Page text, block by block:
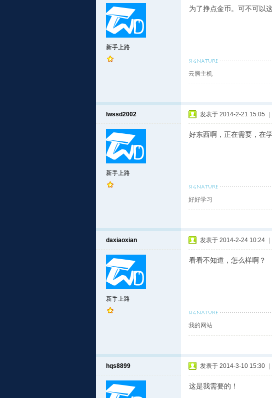
新手上路
为了挣点金币。可不可以
云腾主机
lwssd2002
新手上路
发表于 2014-2-21 15:05
好东西啊，正在需要，在学
好好学习
daxiaoxian
新手上路
发表于 2014-2-24 10:24
看看不知道，怎么样啊？
我的网站
hqs8899 发表于 2014-3-10 15:30
这是我需要的！